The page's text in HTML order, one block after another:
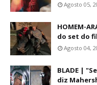
Agosto 05,
HOMEM-
do set do
Agosto 04,
BLADE |
diz